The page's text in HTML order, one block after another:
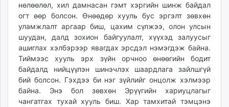
shuum.mn
times.mn
tvmongolia.mn
mass.mn
unegui.mn
assa.mn
toim.mn
tac.mn
нөлөөлөл, хил дамнасан гэмт хэргийн шинж байдал
огт өөр болсон. Өнөөдөр хууль бус эргэлт зөвхөн
уламжлалт аргаар биш, цахим сүлжээ, олон улсын
шуудан, далд зохион байгуулалт, хүүхэд залуусыг
ашиглах хэлбэрээр явагдах эрсдэл нэмэгдэж байна.
Тиймээс хууль эрх зүйн орчноо өнөөгийн бодит
байдалд нийцүүлэн шинэчлэх шаардлага зайлшгүй
бий болсон. Гэхдээ би нэг зүйлийг онцолж хэлмээр
байна. Энэ бол зөвхөн Эрүүгийн хариуцлагыг
чангатгах тухай хууль биш. Хар тамхитай тэмцэнэ